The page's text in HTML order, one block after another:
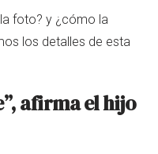
foto? y ¿cómo la
los detalles de esta
afirma el hijo